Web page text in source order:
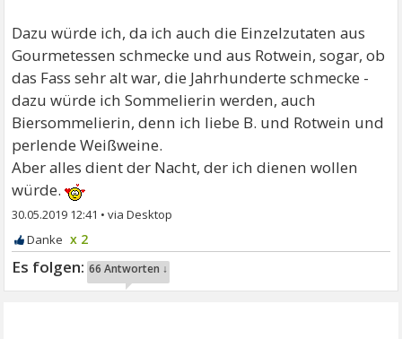
Dazu würde ich, da ich auch die Einzelzutaten aus
Gourmetessen schmecke und aus Rotwein, sogar, ob
das Fass sehr alt war, die Jahrhunderte schmecke -
dazu würde ich Sommelierin werden, auch
Biersommelierin, denn ich liebe B. und Rotwein und
perlende Weißweine.
Aber alles dient der Nacht, der ich dienen wollen
würde.
30.05.2019 12:41 •
x 2
66 Antworten ↓